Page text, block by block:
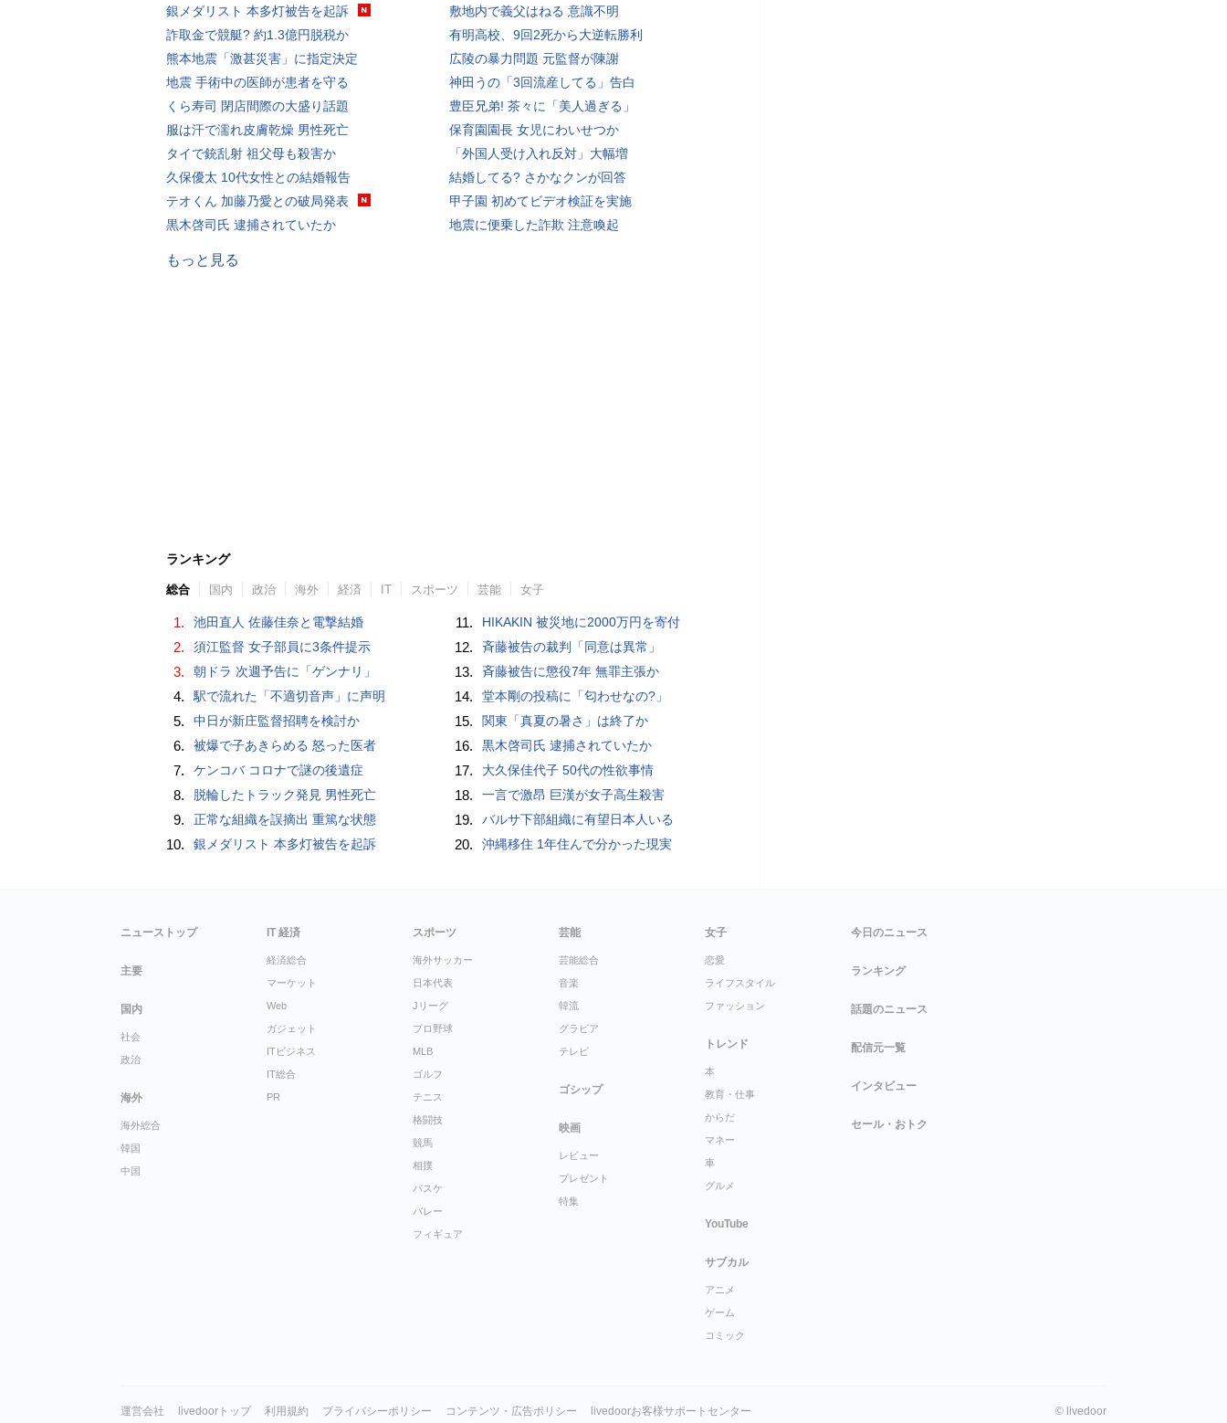
銀メダリスト 本多灯被告を起訴
詐取金で競艇? 約1.3億円脱税か
熊本地震「激甚災害」に指定決定
地震 手術中の医師が患者を守る
くら寿司 閉店間際の大盛り話題
服は汗で濡れ皮膚乾燥 男性死亡
タイで銃乱射 祖父母も殺害か
久保優太 10代女性との結婚報告
テオくん 加藤乃愛との破局発表
黒木啓司氏 逮捕されていたか
敷地内で義父はねる 意識不明
有明高校、9回2死から大逆転勝利
広陵の暴力問題 元監督が陳謝
神田うの「3回流産してる」告白
豊臣兄弟! 茶々に「美人過ぎる」
保育園園長 女児にわいせつか
「外国人受け入れ反対」大幅増
結婚してる? さかなクンが回答
甲子園 初めてビデオ検証を実施
地震に便乗した詐欺 注意喚起
もっと見る
ランキング
総合 国内 政治 海外 経済 IT スポーツ 芸能 女子
1. 池田直人 佐藤佳奈と電撃結婚
2. 須江監督 女子部員に3条件提示
3. 朝ドラ 次週予告に「ゲンナリ」
4. 駅で流れた「不適切音声」に声明
5. 中日が新庄監督招聘を検討か
6. 被爆で子あきらめる 怒った医者
7. ケンコバ コロナで謎の後遺症
8. 脱輪したトラック発見 男性死亡
9. 正常な組織を誤摘出 重篤な状態
10. 銀メダリスト 本多灯被告を起訴
11. HIKAKIN 被災地に2000万円を寄付
12. 斉藤被告の裁判「同意は異常」
13. 斉藤被告に懲役7年 無罪主張か
14. 堂本剛の投稿に「匂わせなの?」
15. 関東「真夏の暑さ」は終了か
16. 黒木啓司氏 逮捕されていたか
17. 大久保佳代子 50代の性欲事情
18. 一言で激昂 巨漢が女子高生殺害
19. バルサ下部組織に有望日本人いる
20. 沖縄移住 1年住んで分かった現実
ニューストップ
主要
国内
社会
政治
海外
海外総合
韓国
中国
IT 経済
経済総合
マーケット
Web
ガジェット
ITビジネス
IT総合
PR
スポーツ
海外サッカー
日本代表
Jリーグ
プロ野球
MLB
ゴルフ
テニス
格闘技
競馬
相撲
バスケ
バレー
フィギュア
芸能
芸能総合
音楽
韓流
グラビア
テレビ
ゴシップ
映画
レビュー
プレゼント
特集
女子
恋愛
ライフスタイル
ファッション
トレンド
本
教育・仕事
からだ
マネー
車
グルメ
YouTube
サブカル
アニメ
ゲーム
コミック
今日のニュース
ランキング
話題のニュース
配信元一覧
インタビュー
セール・おトク
運営会社 livedoorトップ 利用規約 プライバシーポリシー コンテンツ・広告ポリシー livedoorお客様サポートセンター © livedoor